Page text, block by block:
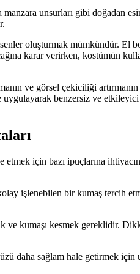
unsurları gibi doğadan
oluşturmak mümkündür. El
karar verirken, kostümün
ve görsel çekiciliği
benzersiz ve
için bazı ipuçlarına
işlenebilen bir kumaş tercih
kumaşı kesmek gereklidir.
sağlam hale getirmek için